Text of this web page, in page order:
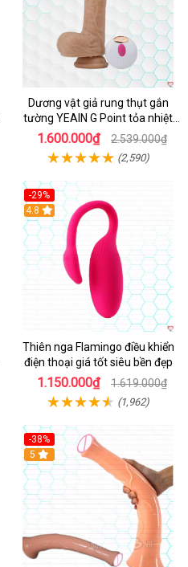
Dương vật giả rung thụt gắn
tường YEAIN G Point tỏa nhiệt
điều khiển từ xa
1.600.000₫ 2.539.000₫
(2,590)
-29%
Hot
4.8
Thiên nga Flamingo điều khiển
điện thoại giá tốt siêu bền đẹp
1.150.000₫ 1.619.000₫
(1,962)
-38%
Hot
5